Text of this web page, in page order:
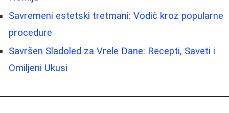
Savremeni estetski tretmani: Vodič kroz popularne
procedure
Savršen Sladoled za Vrele Dane: Recepti, Saveti i
Omiljeni Ukusi